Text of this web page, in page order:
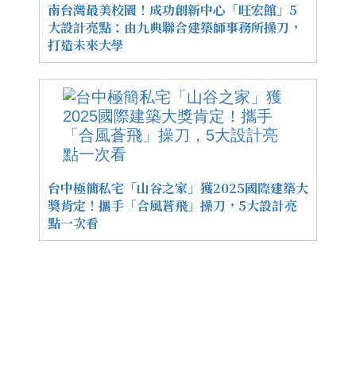
南台灣最美校園！成功創新中心「旺宏館」5
大設計亮點：由九典聯合建築師事務所操刀，
打造未來大學
台中極簡私宅「山谷之家」獲2025國際建築大
獎肯定！攜手「合風蒼飛」操刀，5大設計亮
點一次看